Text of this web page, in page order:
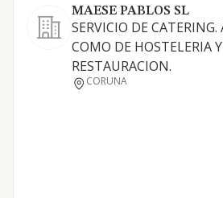
MAESE PABLOS SL
SERVICIO DE CATERING.
COMO DE HOSTELERIA Y
RESTAURACION.
CORUNA